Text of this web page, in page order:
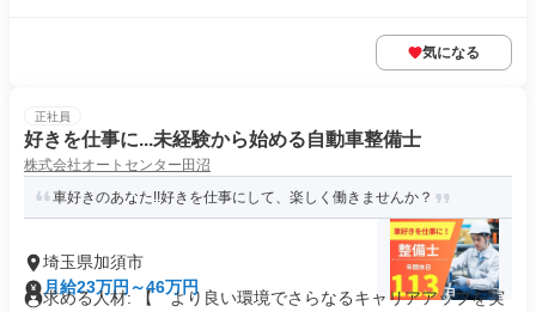
気になる
正社員
好きを仕事に...未経験から始める自動車整備士
株式会社オートセンター田沼
車好きのあなた!!好きを仕事にして、楽しく働きませんか？
埼玉県加須市
月給23万円～46万円
求める人材: 【 より良い環境でさらなるキャリアアップを実